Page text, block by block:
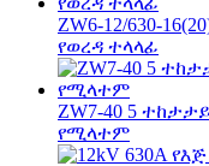
ZW6-12/630-
የወረዳ ተላላፊ
ZW7-40 5
የሚላተም